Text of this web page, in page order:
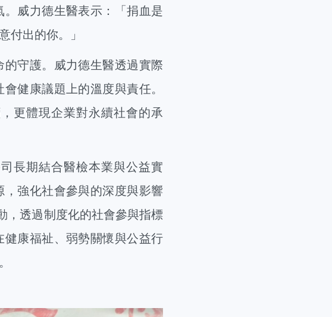
威力德生醫表示：「捐血是
付出的你。」
守護。威力德生醫透過實際
健康議題上的溫度與責任。
更體現企業對永續社會的承
長期結合醫檢本業與公益實
強化社會參與的深度與影響
，透過制度化的社會參與指標
康福祉、弱勢關懷與公益行